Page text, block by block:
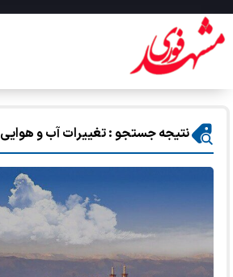
نتیجه جستجو : تغییرات آب و هوایی